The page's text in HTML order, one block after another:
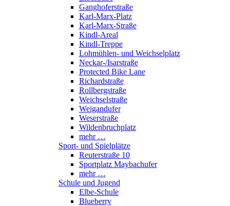
Ganghoferstraße
Karl-Marx-Platz
Karl-Marx-Straße
Kindl-Areal
Kindl-Treppe
Lohmühlen- und Weichselplatz
Neckar-/Isarstraße
Protected Bike Lane
Richardstraße
Rollbergstraße
Weichselstraße
Weigandufer
Weserstraße
Wildenbruchplatz
mehr …
Sport- und Spielplätze
Reuterstraße 10
Sportplatz Maybachufer
mehr …
Schule und Jugend
Elbe-Schule
Blueberry